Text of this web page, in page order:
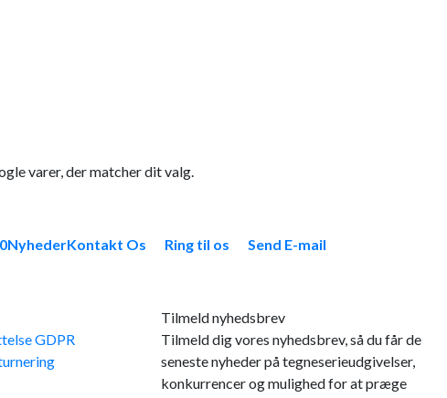
NyhederKontakt Os Ring til os Send E-mail
varer, der matcher dit valg.
GDPR
Tilmeld nyhedsbrev
Tilmeld dig vores nyhedsbrev, så du får de
seneste nyheder på tegneserieudgivelser,
konkurrencer og mulighed for at præge